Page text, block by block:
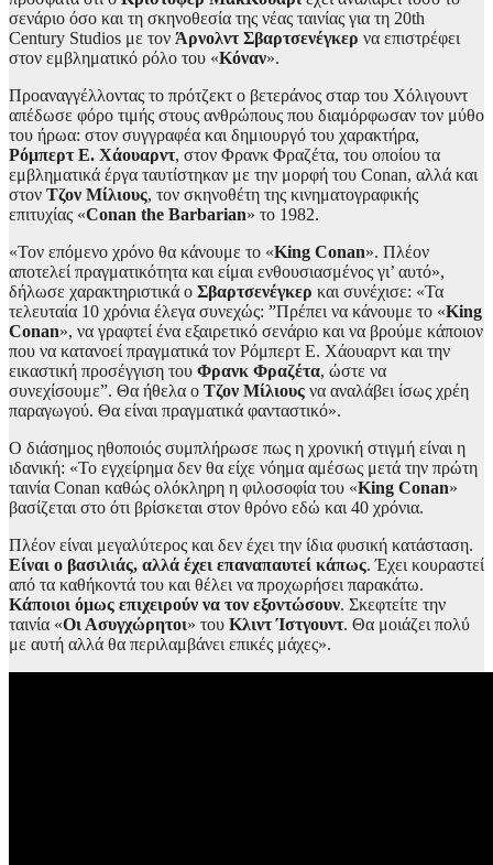
σενάριο όσο και τη σκηνοθεσία της νέας ταινίας για τη 20th
Century Studios με τον Άρνολντ Σβαρτσενέγκερ να επιστρέφει
στον εμβληματικό ρόλο του «Κόναν».
Προαναγγέλλοντας το πρότζεκτ ο βετεράνος σταρ του Χόλιγουντ
απέδωσε φόρο τιμής στους ανθρώπους που διαμόρφωσαν τον μύθο
του ήρωα: στον συγγραφέα και δημιουργό του χαρακτήρα,
Ρόμπερτ Ε. Χάουαρντ, στον Φρανκ Φραζέτα, του οποίου τα
εμβληματικά έργα ταυτίστηκαν με την μορφή του Conan, αλλά και
στον Τζον Μίλιους, τον σκηνοθέτη της κινηματογραφικής
επιτυχίας «Conan the Barbarian» το 1982.
«Τον επόμενο χρόνο θα κάνουμε το «King Conan». Πλέον
αποτελεί πραγματικότητα και είμαι ενθουσιασμένος γι’ αυτό»,
δήλωσε χαρακτηριστικά ο Σβαρτσενέγκερ και συνέχισε: «Τα
τελευταία 10 χρόνια έλεγα συνεχώς: ”Πρέπει να κάνουμε το «King
Conan», να γραφτεί ένα εξαιρετικό σενάριο και να βρούμε κάποιον
που να κατανοεί πραγματικά τον Ρόμπερτ Ε. Χάουαρντ και την
εικαστική προσέγγιση του Φρανκ Φραζέτα, ώστε να
συνεχίσουμε”. Θα ήθελα ο Τζον Μίλιους να αναλάβει ίσως χρέη
παραγωγού. Θα είναι πραγματικά φανταστικό».
Ο διάσημος ηθοποιός συμπλήρωσε πως η χρονική στιγμή είναι η
ιδανική: «Το εγχείρημα δεν θα είχε νόημα αμέσως μετά την πρώτη
ταινία Conan καθώς ολόκληρη η φιλοσοφία του «King Conan»
βασίζεται στο ότι βρίσκεται στον θρόνο εδώ και 40 χρόνια.
Πλέον είναι μεγαλύτερος και δεν έχει την ίδια φυσική κατάσταση.
Είναι ο βασιλιάς, αλλά έχει επαναπαυτεί κάπως. Έχει κουραστεί
από τα καθήκοντά του και θέλει να προχωρήσει παρακάτω.
Κάποιοι όμως επιχειρούν να τον εξοντώσουν. Σκεφτείτε την
ταινία «Οι Ασυγχώρητοι» του Κλιντ Ίστγουντ. Θα μοιάζει πολύ
με αυτή αλλά θα περιλαμβάνει επικές μάχες».